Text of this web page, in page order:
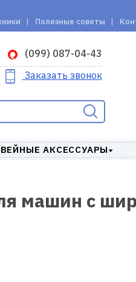
Полезные советы
(099) 087-04-43
Заказать звонок
АКСЕССУАРЫ
машин с